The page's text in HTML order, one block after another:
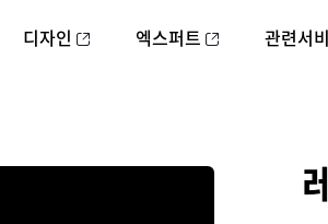
디자인 엑스퍼트 관련서